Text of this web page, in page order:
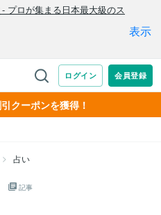
クーポンを獲得！
占い
記事